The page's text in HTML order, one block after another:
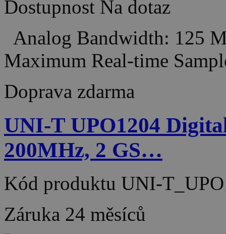
Dostupnost Na dotaz
Analog Bandwidth: 125
Maximum Real-time
Doprava zdarma
UNI-T UPO1204
200MHz, 2 GS…
Kód produktu UNI-
Záruka 24 měsíců